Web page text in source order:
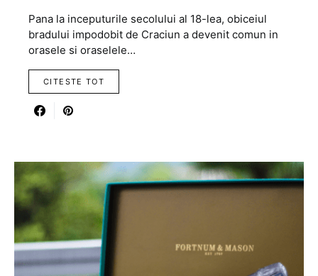
Pana la inceputurile secolului al 18-lea, obiceiul
bradului impodobit de Craciun a devenit comun in
orasele si oraselele…
CITESTE TOT